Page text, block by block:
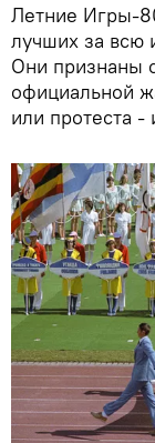
Летние Игры-
лучших за всю
Они признаны
официальной
или протеста